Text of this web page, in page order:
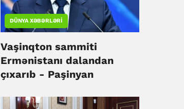
DÜNYA XƏBƏRLƏRI
Vaşinqton sammiti
Ermənistanı dalandan
çıxarıb - Paşinyan